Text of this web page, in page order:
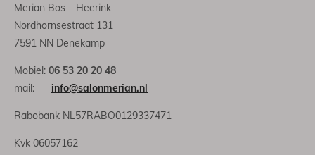
Merian Bos – Heerink
Nordhornsestraat 131
7591 NN Denekamp
Mobiel: 06 53 20 20 48
mail: info@salonmerian.nl
Rabobank NL57RABO0129337471
Kvk 06057162